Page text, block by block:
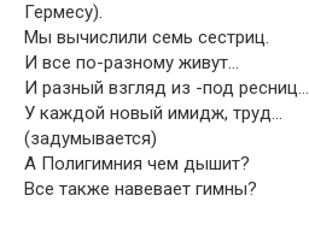
Гермесу).
Мы вычислили семь сестриц.
И все по-разному живут…
И разный взгляд из -под ресниц…
У каждой новый имидж, труд…
(задумывается)
А Полигимния чем дышит?
Все также навевает гимны?